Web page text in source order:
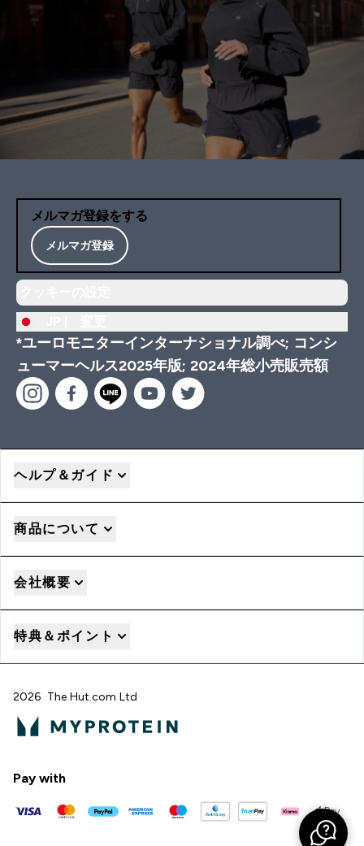
メルマガ登録をする
メルマガ登録
*ユーロモニターインターナショナル調べ; コンシ
ューマーヘルス2025年版; 2024年総小売販売額
ヘルプ＆ガイド
商品について
会社概要
特典＆ポイント
2026 The Hut.com Ltd
Pay with